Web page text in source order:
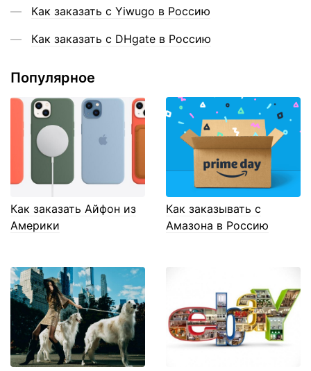
Как заказать с Yiwugo в Россию
Как заказать с DHgate в Россию
Популярное
Как заказать Айфон из
Америки
Как заказывать с
Амазона в Россию